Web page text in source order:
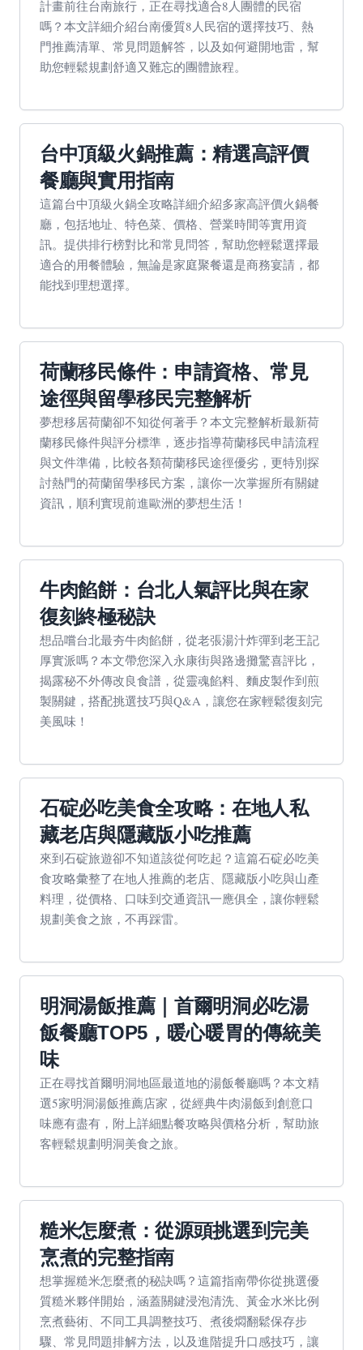
計畫前往台南旅行，正在尋找適合8人團體的民宿
嗎？本文詳細介紹台南優質8人民宿的選擇技巧、熱
門推薦清單、常見問題解答，以及如何避開地雷，幫
助您輕鬆規劃舒適又難忘的團體旅程。
台中頂級火鍋推薦：精選高評價
餐廳與實用指南
這篇台中頂級火鍋全攻略詳細介紹多家高評價火鍋餐
廳，包括地址、特色菜、價格、營業時間等實用資
訊。提供排行榜對比和常見問答，幫助您輕鬆選擇最
適合的用餐體驗，無論是家庭聚餐還是商務宴請，都
能找到理想選擇。
荷蘭移民條件：申請資格、常見
途徑與留學移民完整解析
夢想移居荷蘭卻不知從何著手？本文完整解析最新荷
蘭移民條件與評分標準，逐步指導荷蘭移民申請流程
與文件準備，比較各類荷蘭移民途徑優劣，更特別探
討熱門的荷蘭留學移民方案，讓你一次掌握所有關鍵
資訊，順利實現前進歐洲的夢想生活！
牛肉餡餅：台北人氣評比與在家
復刻終極秘訣
想品嚐台北最夯牛肉餡餅，從老張湯汁炸彈到老王記
厚實派嗎？本文帶您深入永康街與路邊攤驚喜評比，
揭露秘不外傳改良食譜，從靈魂餡料、麵皮製作到煎
製關鍵，搭配挑選技巧與Q&A，讓您在家輕鬆復刻完
美風味！
石碇必吃美食全攻略：在地人私
藏老店與隱藏版小吃推薦
來到石碇旅遊卻不知道該從何吃起？這篇石碇必吃美
食攻略彙整了在地人推薦的老店、隱藏版小吃與山產
料理，從價格、口味到交通資訊一應俱全，讓你輕鬆
規劃美食之旅，不再踩雷。
明洞湯飯推薦｜首爾明洞必吃湯
飯餐廳TOP5，暖心暖胃的傳統美
味
正在尋找首爾明洞地區最道地的湯飯餐廳嗎？本文精
選5家明洞湯飯推薦店家，從經典牛肉湯飯到創意口
味應有盡有，附上詳細點餐攻略與價格分析，幫助旅
客輕鬆規劃明洞美食之旅。
糙米怎麼煮：從源頭挑選到完美
烹煮的完整指南
想掌握糙米怎麼煮的秘訣嗎？這篇指南帶你從挑選優
質糙米夥伴開始，涵蓋關鍵浸泡清洗、黃金水米比例
烹煮藝術、不同工具調整技巧、煮後燜翻鬆保存步
驟、常見問題排解方法，以及進階提升口感技巧，讓